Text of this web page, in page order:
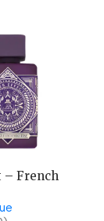
– French